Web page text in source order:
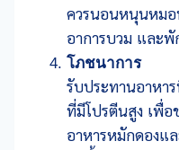
ควรนอนหนุนหมอ
อาการบวม และ
โภชนาการ
รับประทานอาหา
ที่มีโปรตีนสูง เพื่อ
อาหารหมักดองแ